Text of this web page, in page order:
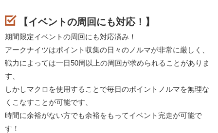
【イベントの周回にも対応！】
期間限定イベントの周回にも対応済み！
アークナイツはポイント収集の日々のノルマが非常に厳しく、
戦力によっては一日50周以上の周回が求められることがありま
す、
しかしマクロを使用することで毎日のポイントノルマを無理な
くこなすことが可能です、
時間に余裕がない方でも余裕をもってイベント完走が可能で
す！